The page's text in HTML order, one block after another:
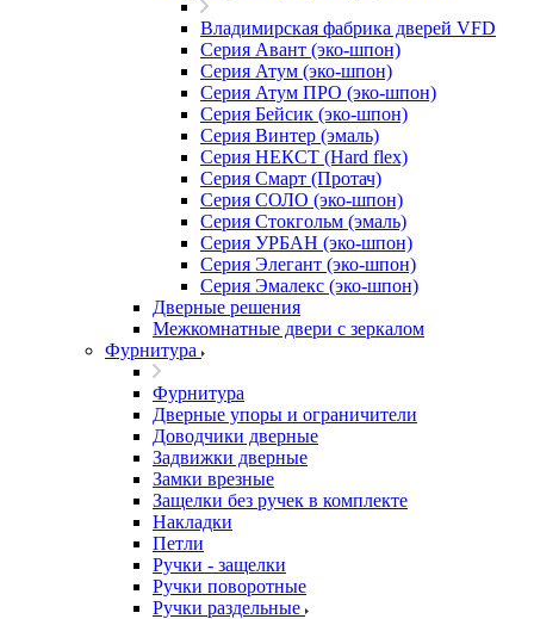
Владимирская фабрика дверей VFD
Серия Авант (эко-шпон)
Серия Атум (эко-шпон)
Серия Атум ПРО (эко-шпон)
Серия Бейсик (эко-шпон)
Серия Винтер (эмаль)
Серия НЕКСТ (Hard flex)
Серия Смарт (Протач)
Серия СОЛО (эко-шпон)
Серия Стокгольм (эмаль)
Серия УРБАН (эко-шпон)
Серия Элегант (эко-шпон)
Серия Эмалекс (эко-шпон)
Дверные решения
Межкомнатные двери c зеркалом
Фурнитура
Фурнитура
Дверные упоры и ограничители
Доводчики дверные
Задвижки дверные
Замки врезные
Защелки без ручек в комплекте
Накладки
Петли
Ручки - защелки
Ручки поворотные
Ручки раздельные